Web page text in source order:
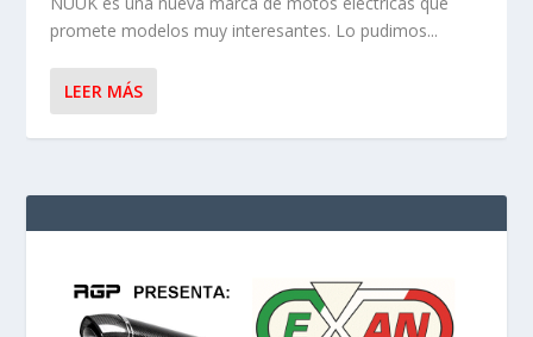
promete modelos muy interesantes. Lo pudimos...
LEER MÁS